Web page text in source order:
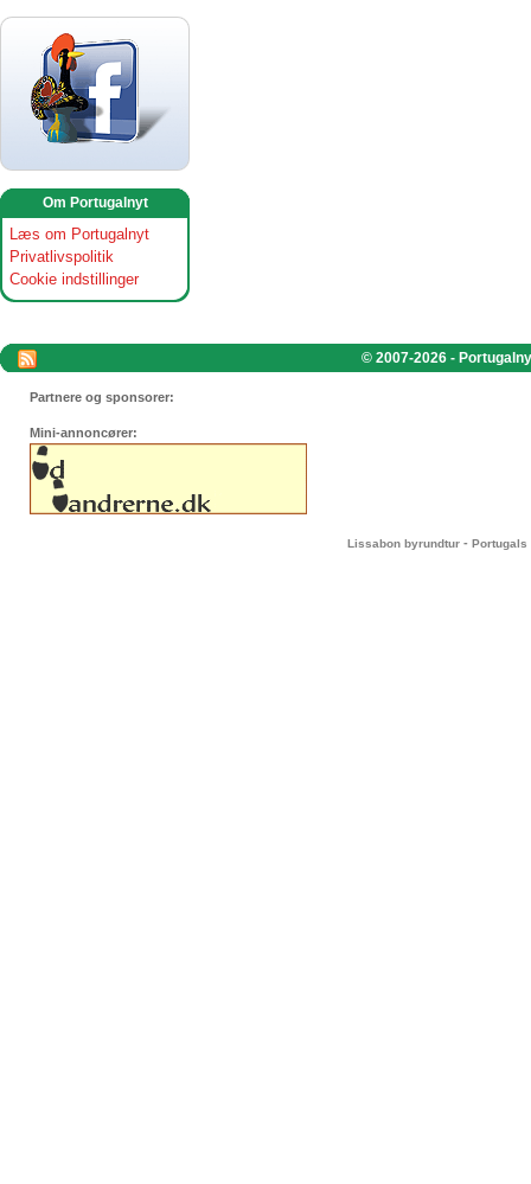
Om Portugalnyt
Læs om Portugalnyt
Privatlivspolitik
Cookie indstillinger
© 2007-2026 -
Partnere og sponsorer:
Mini-annoncører:
Lissabon byrundtur - Portugals